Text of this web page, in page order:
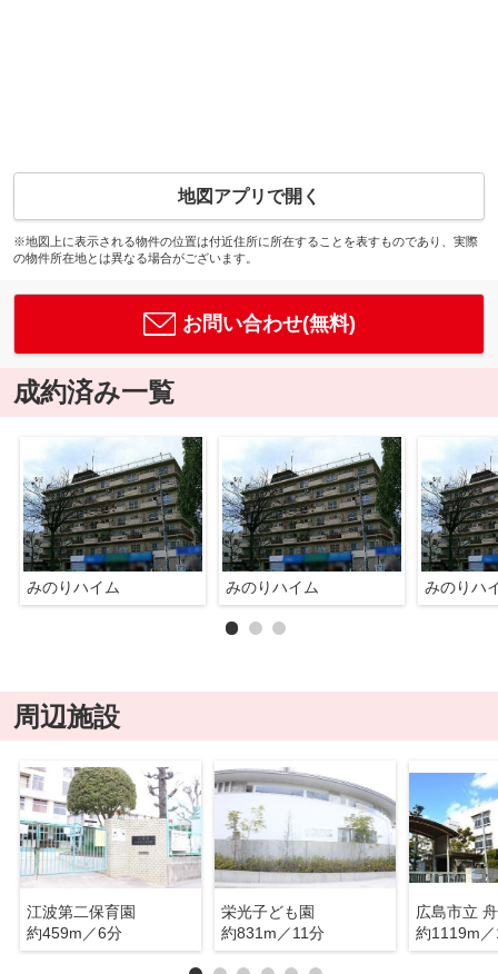
地図アプリで開く
※地図上に表示される物件の位置は付近住所に所在することを表すものであり、実際
の物件所在地とは異なる場合がございます。
お問い合わせ(無料)
成約済み一覧
みのりハイム みのりハイム みのりハ
周辺施設
江波第二保育園
約459m／6分
栄光子ども園
約831m／11分
広島市立
約1119m